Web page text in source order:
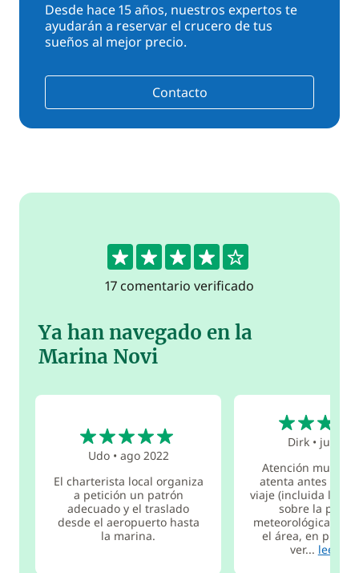
Desde hace 15 años, nuestros expertos te
ayudarán a reservar el crucero de tus
sueños al mejor precio.
Contacto
4.3
17 comentario verificado
Ya han navegado en la
Marina Novi
Udo• ago 2022
El charterista local organiza
a petición un patrón
adecuado y el traslado
desde el aeropuerto hasta
la marina.
Dirk • jun
Atención muy
atenta antes y
viaje (incluida la
sobre la
meteorológica).
el área, en
ver... leer